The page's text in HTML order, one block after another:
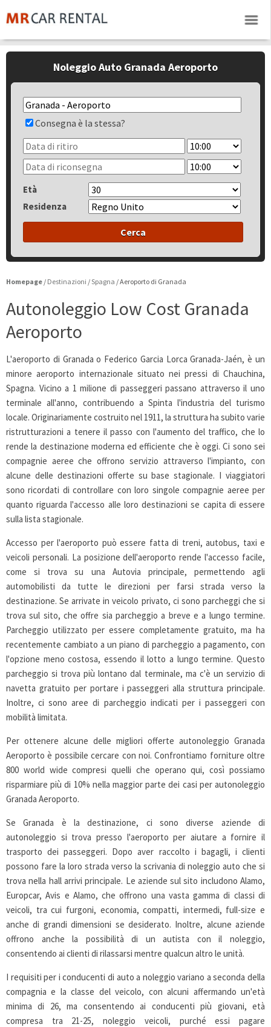
Noleggio Auto Granada Aeroporto
Consegna è la stessa?
Età
Residenza
Cerca
Homepage / Destinazioni /Spagna /Aeroporto di Granada
Autonoleggio Low Cost Granada
Aeroporto
L'aeroporto di Granada o Federico Garcia Lorca Granada-Jaén, è un
minore aeroporto internazionale situato nei pressi di Chauchina,
Spagna. Vicino a 1 milione di passeggeri passano attraverso il uno
terminale all'anno, contribuendo a Spinta l'industria del turismo
locale. Originariamente costruito nel 1911, la struttura ha subito varie
ristrutturazioni a tenere il passo con l'aumento del traffico, che lo
rende la destinazione moderna ed efficiente che è oggi. Ci sono sei
compagnie aeree che offrono servizio attraverso l'impianto, con
alcune delle destinazioni offerte su base stagionale. I viaggiatori
sono ricordati di controllare con loro singole compagnie aeree per
quanto riguarda l'accesso alle loro destinazioni se capita di essere
sulla lista stagionale.
Accesso per l'aeroporto può essere fatta di treni, autobus, taxi e
veicoli personali. La posizione dell'aeroporto rende l'accesso facile,
come si trova su una Autovia principale, permettendo agli
automobilisti da tutte le direzioni per farsi strada verso la
destinazione. Se arrivate in veicolo privato, ci sono parcheggi che si
trova sul sito, che offre sia parcheggio a breve e a lungo termine.
Parcheggio utilizzato per essere completamente gratuito, ma ha
recentemente cambiato a un piano di parcheggio a pagamento, con
l'opzione meno costosa, essendo il lotto a lungo termine. Questo
parcheggio si trova più lontano dal terminale, ma c'è un servizio di
navetta gratuito per portare i passeggeri alla struttura principale.
Inoltre, ci sono aree di parcheggio indicati per i passeggeri con
mobilità limitata.
Per ottenere alcune delle migliori offerte autonoleggio Granada
Aeroporto è possibile cercare con noi. Confrontiamo forniture oltre
800 world wide compresi quelli che operano qui, così possiamo
risparmiare più di 10% nella maggior parte dei casi per autonoleggio
Granada Aeroporto.
Se Granada è la destinazione, ci sono diverse aziende di
autonoleggio si trova presso l'aeroporto per aiutare a fornire il
trasporto dei passeggeri. Dopo aver raccolto i bagagli, i clienti
possono fare la loro strada verso la scrivania di noleggio auto che si
trova nella hall arrivi principale. Le aziende sul sito includono Alamo,
Europcar, Avis e Alamo, che offrono una vasta gamma di classi di
veicoli, tra cui furgoni, economia, compatti, intermedi, full-size e
anche di grandi dimensioni se desiderato. Inoltre, alcune aziende
offrono anche la possibilità di un autista con il noleggio,
consentendo ai clienti di rilassarsi mentre qualcun altro le unità.
I requisiti per i conducenti di auto a noleggio variano a seconda della
compagnia e la classe del veicolo, con alcuni affermando un'età
minima di 26, ma consentendo ai conducenti più giovani, età
compresa tra 21-25, noleggio veicoli, purché essi pagare